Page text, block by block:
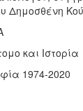
Δημοσθένη
και Ιστορία
1974-2020